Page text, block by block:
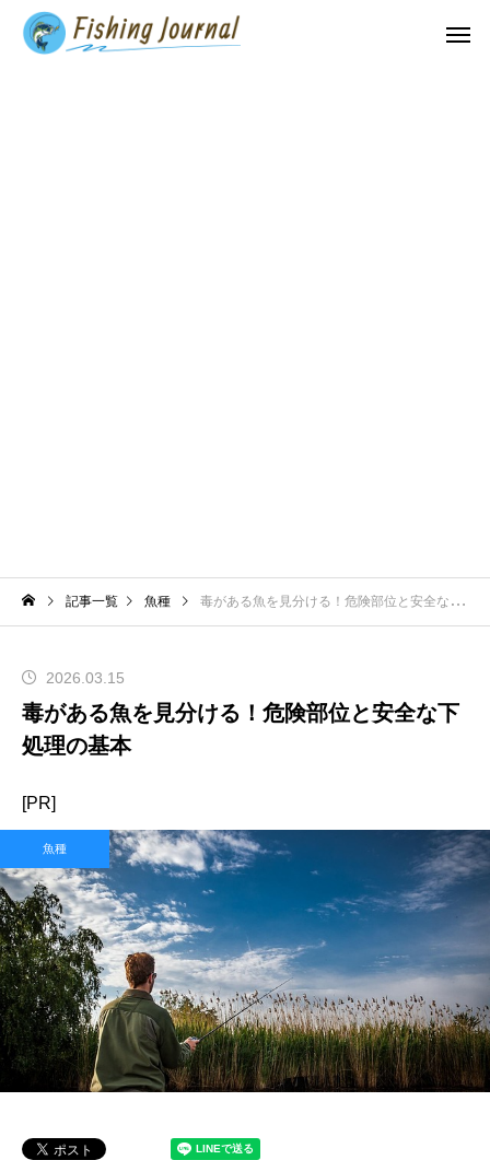
記事一覧 魚種 毒がある魚を見分ける！危険部位と安全な下処理の基本
2026.03.15
毒がある魚を見分ける！危険部位と安全な下
処理の基本
[PR]
魚種